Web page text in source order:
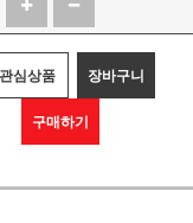
관심상품 장바구니
구매하기